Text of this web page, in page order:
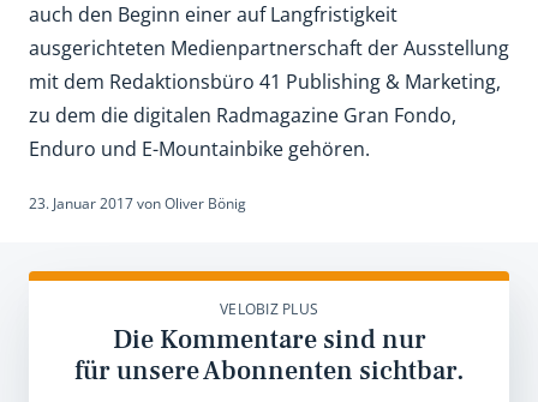
auch den Beginn einer auf Langfristigkeit
ausgerichteten Medienpartnerschaft der Ausstellung
mit dem Redaktionsbüro 41 Publishing & Marketing,
zu dem die digitalen Radmagazine Gran Fondo,
Enduro und E-Mountainbike gehören.
23. Januar 2017vonOliver Bönig
VELOBIZ PLUS
Die Kommentare sind nur
für unsere Abonnenten sichtbar.